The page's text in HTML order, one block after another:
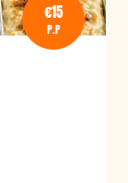
€15
P.P